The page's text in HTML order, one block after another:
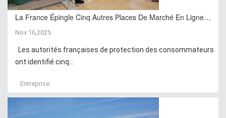
La France Épingle Cinq Autres Places De Marché En Ligne…
Nov 16,2025
Les autorités françaises de protection des consommateurs
ont identifié cinq...
Entreprise